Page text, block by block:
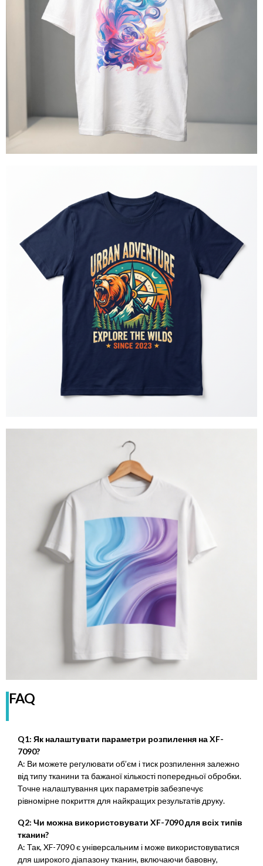
FAQ
Q1: Як налаштувати параметри розпилення на XF-
7090?
А: Ви можете регулювати об’єм і тиск розпилення залежно
від типу тканини та бажаної кількості попередньої обробки.
Точне налаштування цих параметрів забезпечує
рівномірне покриття для найкращих результатів друку.
Q2: Чи можна використовувати XF-7090 для всіх типів
тканин?
А: Так, XF-7090 є універсальним і може використовуватися
для широкого діапазону тканин, включаючи бавовну,